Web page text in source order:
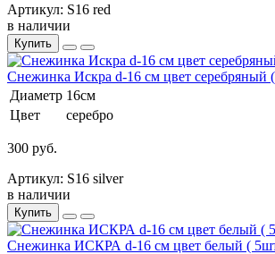
Артикул: S16 red
в наличии
Купить
Снежинка Искра d-16 см цвет серебряный
Диаметр 16см
Цвет
серебро
300 руб.
Артикул: S16 silver
в наличии
Купить
Снежинка ИСКРА d-16 см цвет белый (